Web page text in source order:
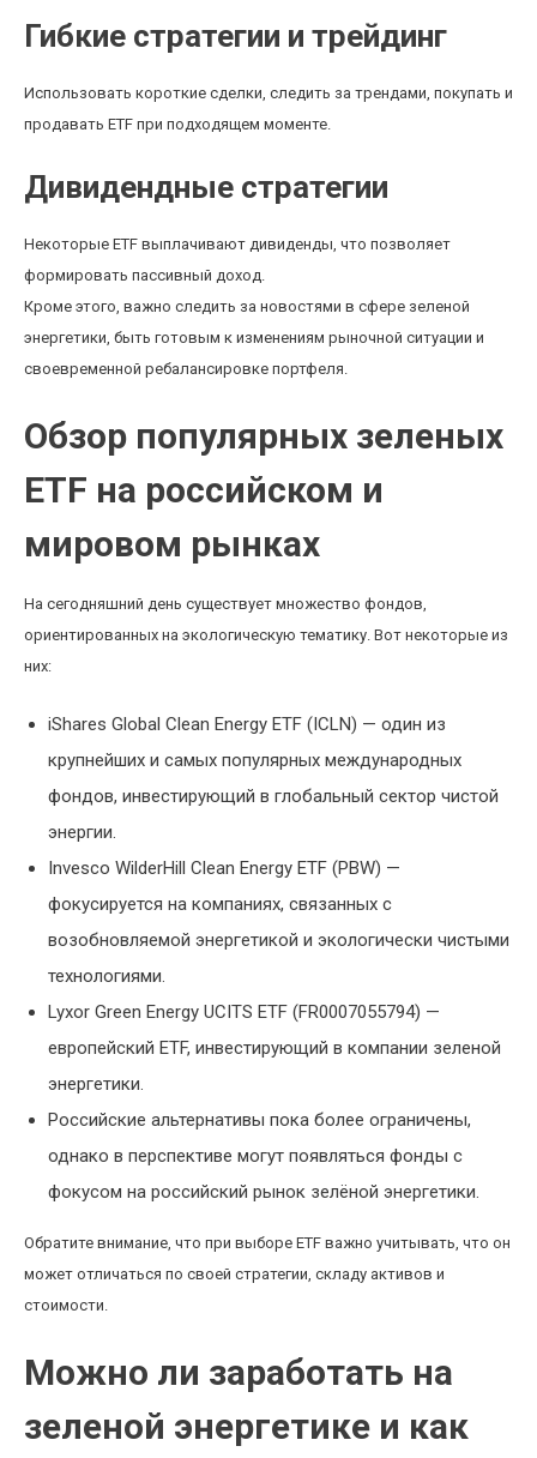
Гибкие стратегии и трейдинг
Использовать короткие сделки, следить за трендами, покупать и
продавать ETF при подходящем моменте.
Дивидендные стратегии
Некоторые ETF выплачивают дивиденды, что позволяет
формировать пассивный доход.
Кроме этого, важно следить за новостями в сфере зеленой
энергетики, быть готовым к изменениям рыночной ситуации и
своевременной ребалансировке портфеля.
Обзор популярных зеленых
ETF на российском и
мировом рынках
На сегодняшний день существует множество фондов,
ориентированных на экологическую тематику. Вот некоторые из
них:
iShares Global Clean Energy ETF (ICLN) — один из
крупнейших и самых популярных международных
фондов, инвестирующий в глобальный сектор чистой
энергии.
Invesco WilderHill Clean Energy ETF (PBW) —
фокусируется на компаниях, связанных с
возобновляемой энергетикой и экологически чистыми
технологиями.
Lyxor Green Energy UCITS ETF (FR0007055794) —
европейский ETF, инвестирующий в компании зеленой
энергетики.
Российские альтернативы пока более ограничены,
однако в перспективе могут появляться фонды с
фокусом на российский рынок зелёной энергетики.
Обратите внимание, что при выборе ETF важно учитывать, что он
может отличаться по своей стратегии, складу активов и
стоимости.
Можно ли заработать на
зеленой энергетике и как